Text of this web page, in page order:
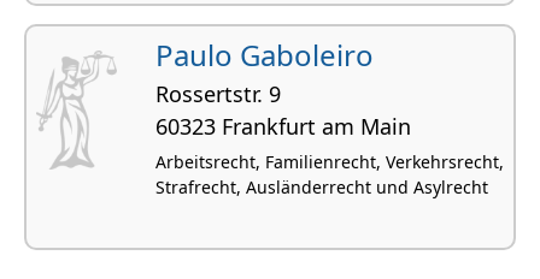
Paulo Gaboleiro
Rossertstr. 9
60323 Frankfurt am Main
Arbeitsrecht, Familienrecht, Verkehrsrecht,
Strafrecht, Ausländerrecht und Asylrecht